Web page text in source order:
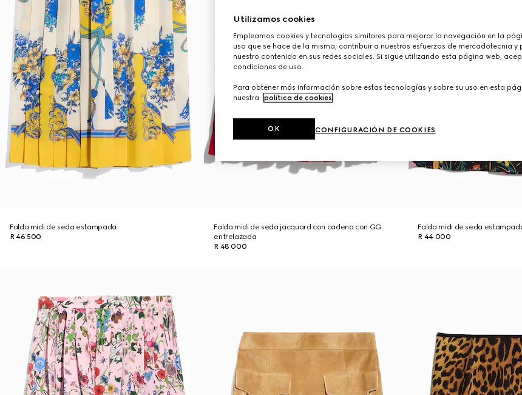
Falda midi de seda estampada
R 46 500
Falda midi de seda jacquard con cadena con GG
entrelazada
R 48 000
Falda midi de seda
R 44 000
Utilizamos cookies
Empleamos cookies y tecnologías similares para mejorar la navegación en la
uso que se hace de la misma, contribuir a nuestros esfuerzos de mercadotecnia
nuestro contenido en sus redes sociales. Si sigue utilizando esta página web,
condiciones de uso.
Para obtener más información sobre estas tecnologías y sobre su uso en esta
nuestra
política de cookies.
CONFIGURACIÓN DE COOKIES
OK